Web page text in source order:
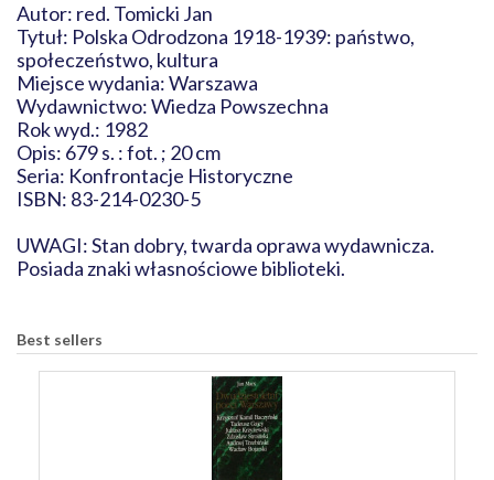
Autor: red. Tomicki Jan
Tytuł: Polska Odrodzona 1918-1939: państwo,
społeczeństwo, kultura
Miejsce wydania: Warszawa
Wydawnictwo: Wiedza Powszechna
Rok wyd.: 1982
Opis: 679 s. : fot. ; 20 cm
Seria: Konfrontacje Historyczne
ISBN: 83-214-0230-5
UWAGI: Stan dobry, twarda oprawa wydawnicza.
Posiada znaki własnościowe biblioteki.
Best sellers